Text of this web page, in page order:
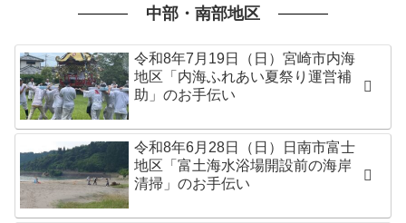
中部・南部地区
令和8年7月19日（日）宮崎市内海
地区「内海ふれあい夏祭り運営補
助」のお手伝い
令和8年6月28日（日）日南市富士
地区「富土海水浴場開設前の海岸
清掃」のお手伝い